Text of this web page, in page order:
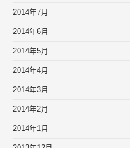
2014年7月
2014年6月
2014年5月
2014年4月
2014年3月
2014年2月
2014年1月